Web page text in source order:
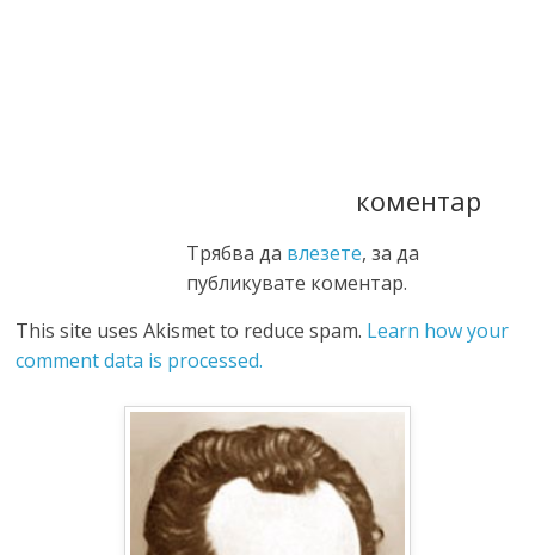
коментар
Трябва да влезете, за да
публикувате коментар.
This site uses Akismet to reduce spam. Learn how your
comment data is processed.